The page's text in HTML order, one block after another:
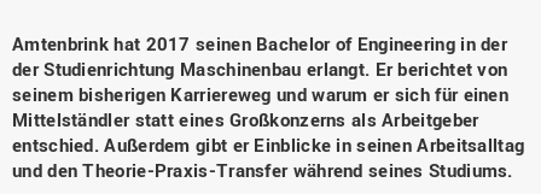
Amtenbrink hat 2017 seinen Bachelor of Engineering in der
der Studienrichtung Maschinenbau erlangt. Er berichtet von
seinem bisherigen Karriereweg und warum er sich für einen
Mittelständler statt eines Großkonzerns als Arbeitgeber
entschied. Außerdem gibt er Einblicke in seinen Arbeitsalltag
und den Theorie-Praxis-Transfer während seines Studiums.